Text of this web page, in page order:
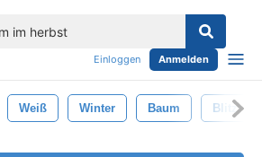
Einloggen Anmelden
Weiß Winter Baum Blitz